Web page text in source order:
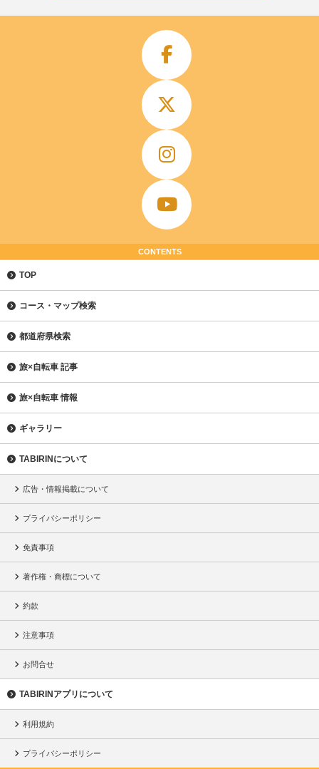
CONTENTS
TOP
コース・マップ検索
都道府県検索
旅×自転車 記事
旅×自転車 情報
ギャラリー
TABIRINについて
広告・情報掲載について
プライバシーポリシー
免責事項
著作権・商標について
約款
注意事項
お問合せ
TABIRINアプリについて
利用規約
プライバシーポリシー